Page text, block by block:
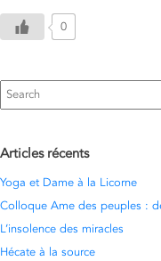
0
Search
for:
Articles récents
Yoga et Dame à la Licorne
Colloque Ame des peuples :
L’insolence des miracles
Hécate à la source